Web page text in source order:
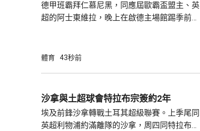
德甲班霸拜仁慕尼黑，同應屆歐霸盃盟主、英
超的阿士東維拉，晚上在啟德主場館踢季前熱
貼柱出底線，之後阿歷山大柏夫洛域在禁區頂
出罰球，由南韓後衛金玟哉頂入，打破僵局。
維拉上半場未見具威脅的組織及攻門。 下半
場，維拉曾有一次罰球，但基辛特...
體育 43秒前
沙拿與土超球會特拉布宗簽約2年
埃及前鋒沙拿轉戰土耳其超級聯賽。上季尾同
英超利物浦約滿離隊的沙拿，周四同特拉布宗